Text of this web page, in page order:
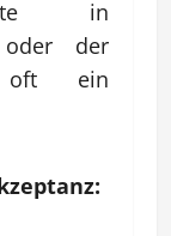
in
oder der
ein